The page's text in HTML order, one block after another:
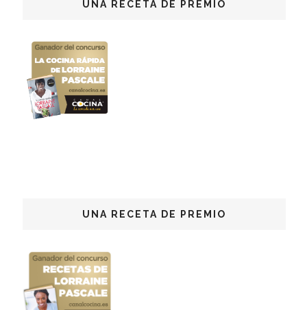
UNA RECETA DE PREMIO
UNA RECETA DE PREMIO